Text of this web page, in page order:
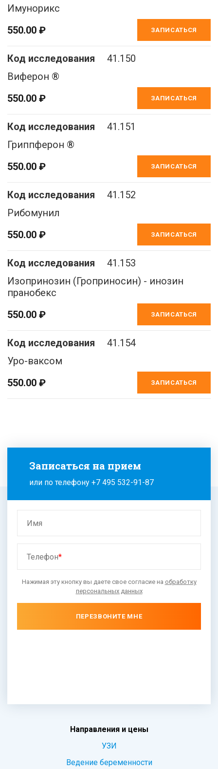
Имунорикс
550.00 ₽
ЗАПИСАТЬСЯ
41.150
Виферон ®
550.00 ₽
ЗАПИСАТЬСЯ
41.151
Гриппферон ®
550.00 ₽
ЗАПИСАТЬСЯ
41.152
Рибомунил
550.00 ₽
ЗАПИСАТЬСЯ
41.153
Изопринозин (Гроприносин) - инозин
пранобекс
550.00 ₽
ЗАПИСАТЬСЯ
41.154
Уро-ваксом
550.00 ₽
ЗАПИСАТЬСЯ
Записаться на прием
или по телефону +7 495 532-91-87
Имя
Телефон*
Нажимая эту кнопку вы даете свое согласие на обработку
персональных данных
ПЕРЕЗВОНИТЕ МНЕ
Направления и цены
УЗИ
Ведение беременности